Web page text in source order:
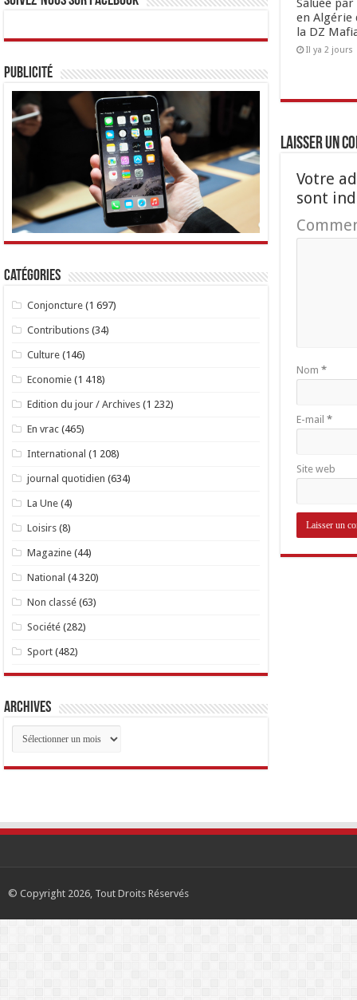
Saluée
en Algérie
la DZ
Il ya 2 jours
Laisser un
Votre
sont
Nom *
E-mail *
Site web
Publicité
Catégories
Conjoncture (1 697)
Contributions (34)
Culture (146)
Economie (1 418)
Edition du jour / Archives (1 232)
En vrac (465)
International (1 208)
journal quotidien (634)
La Une (4)
Loisirs (8)
Magazine (44)
National (4 320)
Non classé (63)
Société (282)
Sport (482)
Archives
Archives
© Copyright 2026, Tout Droits Réservés